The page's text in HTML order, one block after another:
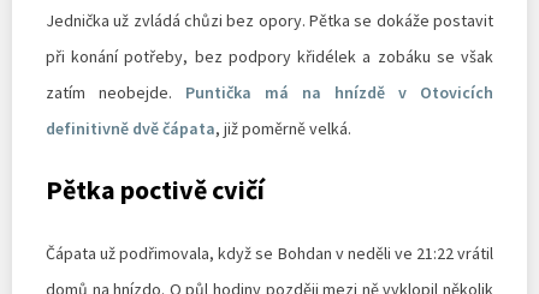
Jednička už zvládá chůzi bez opory. Pětka se dokáže postavit
při konání potřeby, bez podpory křidélek a zobáku se však
zatím neobejde. Puntička má na hnízdě v Otovicích
definitivně dvě čápata, již poměrně velká.
Pětka poctivě cvičí
Čápata už podřimovala, když se Bohdan v neděli ve 21:22 vrátil
domů na hnízdo. O půl hodiny později mezi ně vyklopil několik